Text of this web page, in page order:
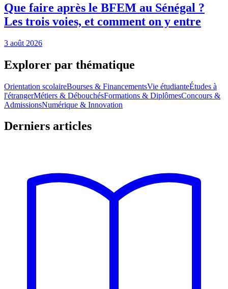
Que faire après le BFEM au Sénégal ?
Les trois voies, et comment on y entre
3 août 2026
Explorer par thématique
Orientation scolaireBourses & FinancementsVie étudianteÉtudes à
l'étrangerMétiers & DébouchésFormations & DiplômesConcours &
AdmissionsNumérique & Innovation
Derniers articles